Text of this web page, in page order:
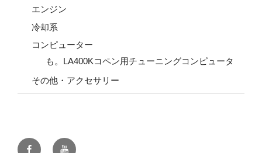
エンジン
冷却系
コンピューター
も。LA400Kコペン用チューニングコンピュータ
その他・アクセサリー
FacebookYouTube